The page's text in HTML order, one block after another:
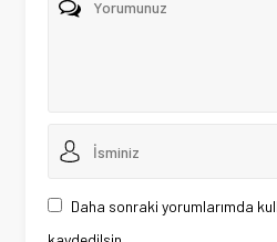
Daha sonraki yorumlarımda